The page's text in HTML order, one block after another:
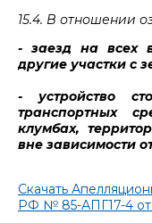
15.4. В отношении
- заезд на всех
другие участки с
- устройство
транспортных
клумбах,
вне зависимости
Скачать
РФ № 85-АПГ17-4 от